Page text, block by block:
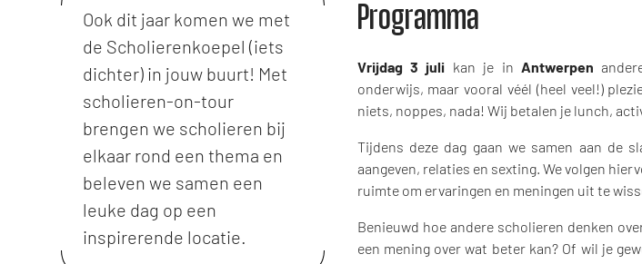
Ook dit jaar komen we met
de Scholierenkoepel (iets
dichter) in jouw buurt! Met
scholieren-on-tour
brengen we scholieren bij
elkaar rond een thema en
beleven we samen een
leuke dag op een
inspirerende locatie.
Programma
Vrijdag 3 juli kan je inAntwerpen
onderwijs, maar vooral véél (heel veel!)
niets, noppes, nada! Wij betalen je lunch,
Tijdens deze dag gaan we samen aan de
aangeven, relaties en sexting. We volgen
ruimte om ervaringen en meningen uit te
Benieuwd hoe andere scholieren denken
een mening over wat beter kan? Of wil je